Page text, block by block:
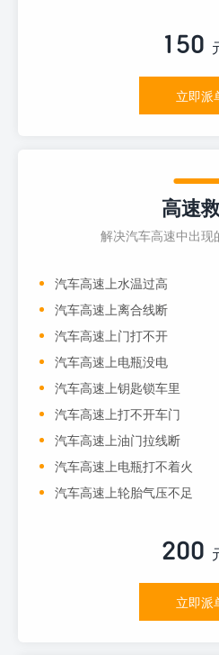
150
立即派
高速
解决汽车高速中出现
汽车高速上水温过高
汽车高速上离合线断
汽车高速上门打不开
汽车高速上电瓶没电
汽车高速上钥匙锁车里
汽车高速上打不开车门
汽车高速上油门拉线断
汽车高速上电瓶打不着火
汽车高速上轮胎气压不足
200
立即派